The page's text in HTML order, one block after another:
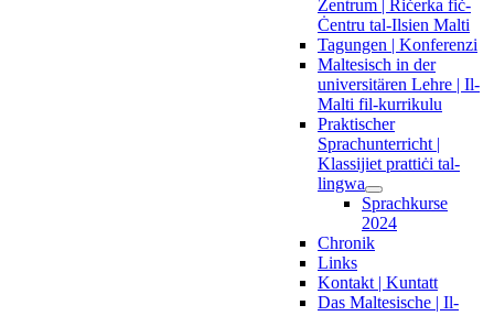
Zentrum | Riċerka fiċ-
Ċentru tal-Ilsien Malti
Tagungen | Konferenzi
Maltesisch in der
universitären Lehre | Il-
Malti fil-kurrikulu
Praktischer
Sprachunterricht |
Klassijiet prattiċi tal-
lingwa
Sprachkurse
2024
Chronik
Links
Kontakt | Kuntatt
Das Maltesische | Il-